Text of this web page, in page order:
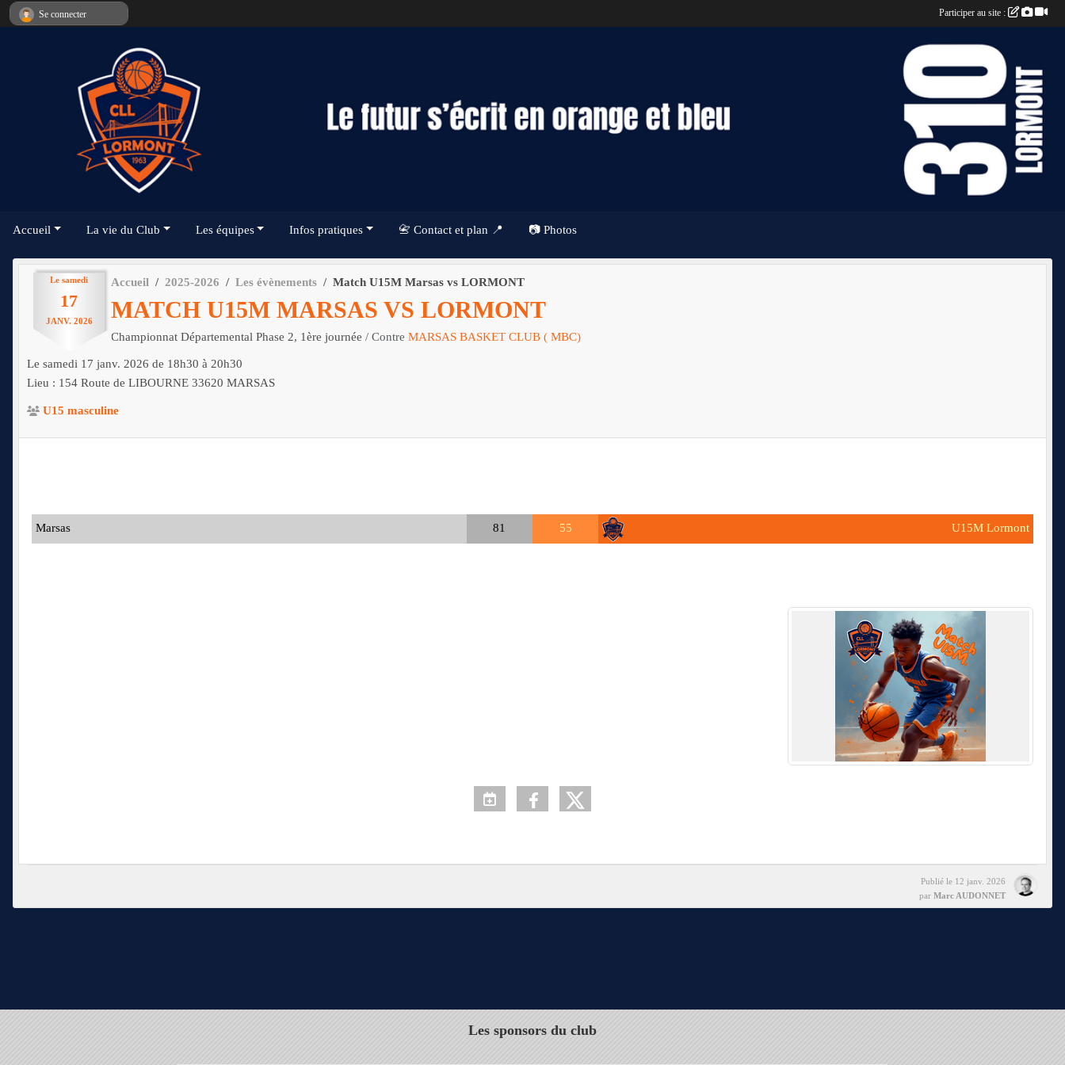
Accueil La vie du Club Les équipes Infos pratiques 📇 Contact et plan 📍 📷 Photos
Le samedi
17
JANV. 2026
Accueil 2025-2026 Les évènements Match U15M Marsas vs LORMONT
MATCH U15M MARSAS VS LORMONT
Championnat Départemental Phase 2, 1ère journée / Contre MARSAS BASKET CLUB ( MBC)
Le samedi 17 janv. 2026 de 18h30 à 20h30
Lieu : 154 Route de LIBOURNE 33620 MARSAS
U15 masculine
Marsas 81 55 U15M Lormont
Publié le 12 janv. 2026
par Marc AUDONNET
Les sponsors du club
Se connecter Participer au site :
Panneau de gestion des cookies